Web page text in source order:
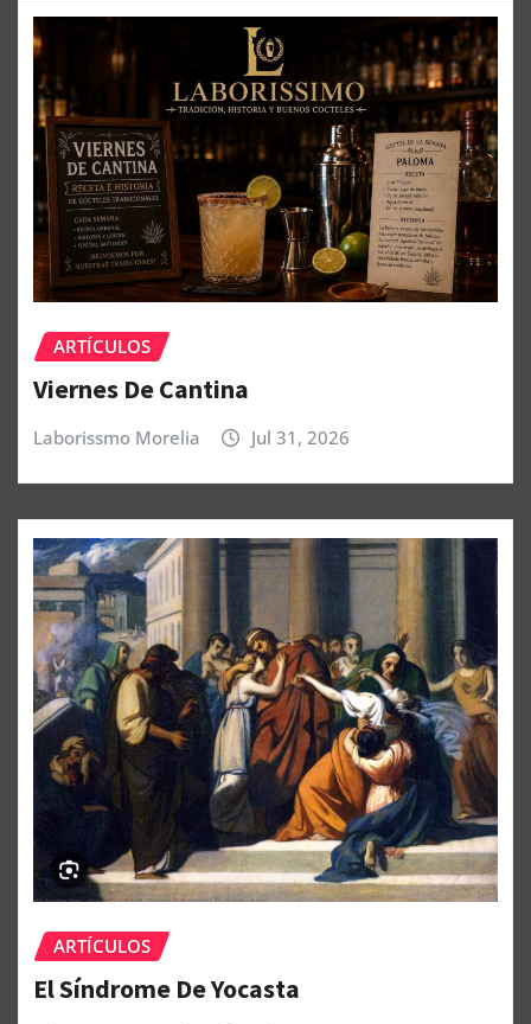
ARTÍCULOS
Viernes De Cantina
Laborissmo Morelia Jul 31, 2026
ARTÍCULOS
El Síndrome De Yocasta